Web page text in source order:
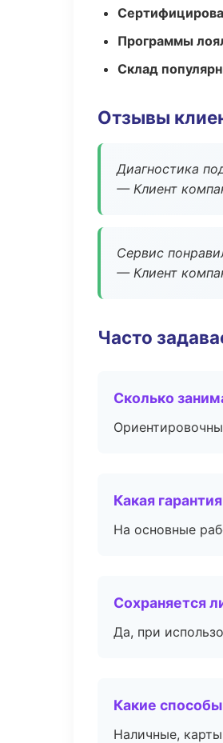
Программы
Склад
Отзывы
Диагностика
— Клиент
Сервис
— Клиент
Часто
Сколько
Какая
На основные
Сохраняется
Да, при
Какие
Наличные,